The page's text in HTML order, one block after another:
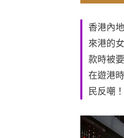
香港內
來港的
款時被
在遊港
民反嘲！